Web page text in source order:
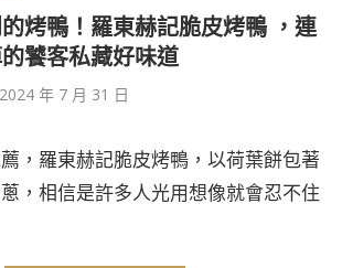
烤鴨！羅東赫記脆皮烤鴨 ，連
饕客私藏好味道
2024 年 7 月 31 日
，羅東赫記脆皮烤鴨，以荷葉餅包著
，相信是許多人光用想像就會忍不住